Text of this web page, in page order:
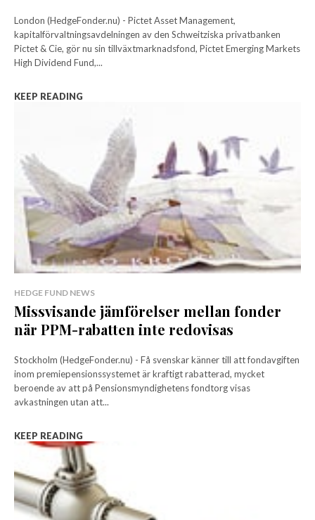
London (HedgeFonder.nu) - Pictet Asset Management,
kapitalförvaltningsavdelningen av den Schweitziska privatbanken
Pictet & Cie, gör nu sin tillväxtmarknadsfond, Pictet Emerging Markets
High Dividend Fund,...
KEEP READING
HEDGE FUND NEWS
Missvisande jämförelser mellan fonder
när PPM-rabatten inte redovisas
Stockholm (HedgeFonder.nu) - Få svenskar känner till att fondavgiften
inom premiepensionssystemet är kraftigt rabatterad, mycket
beroende av att på Pensionsmyndighetens fondtorg visas
avkastningen utan att...
KEEP READING